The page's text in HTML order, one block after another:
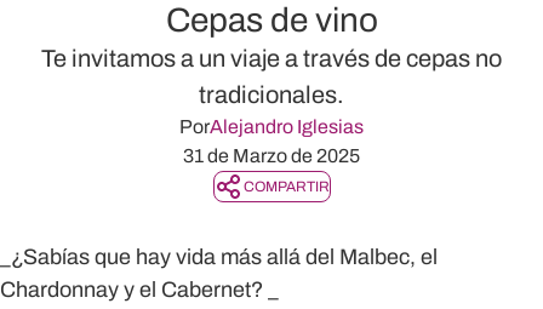
Cepas de vino
Te invitamos a un viaje a través de cepas no
tradicionales.
PorAlejandro Iglesias
31 de Marzo de 2025
COMPARTIR
_¿Sabías que hay vida más allá del Malbec, el
Chardonnay y el Cabernet? _